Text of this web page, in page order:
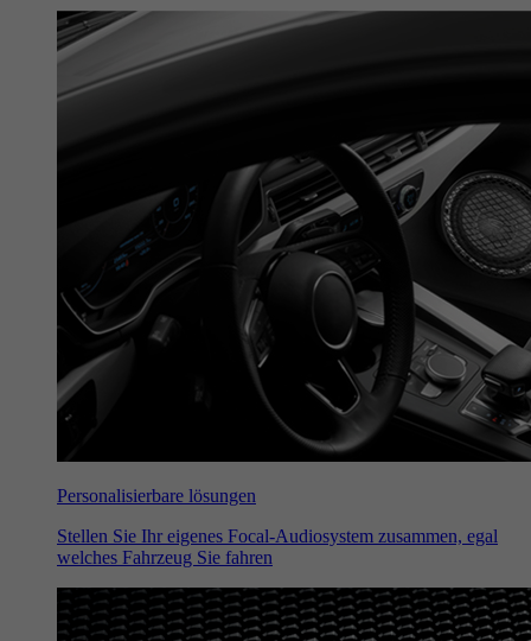
Personalisierbare lösungen
Stellen Sie Ihr eigenes Focal-Audiosystem zusammen, egal
welches Fahrzeug Sie fahren